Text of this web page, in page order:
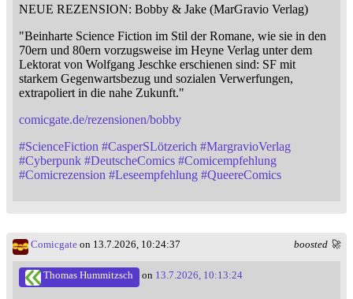
NEUE REZENSION: Bobby & Jake (MarGravio Verlag)
"Beinharte Science Fiction im Stil der Romane, wie sie in den
70ern und 80ern vorzugsweise im Heyne Verlag unter dem
Lektorat von Wolfgang Jeschke erschienen sind: SF mit
starkem Gegenwartsbezug und sozialen Verwerfungen,
extrapoliert in die nahe Zukunft."
comicgate.de/rezensionen/bobby
#ScienceFiction #CasperSLötzerich #MargravioVerlag
#Cyberpunk #DeutscheComics #Comicempfehlung
#Comicrezension #Leseempfehlung #QueereComics
boosted 🚀
Comicgate on 13.7.2026, 10:24:37
Thomas Hummitzsch on 13.7.2026, 10:13:24